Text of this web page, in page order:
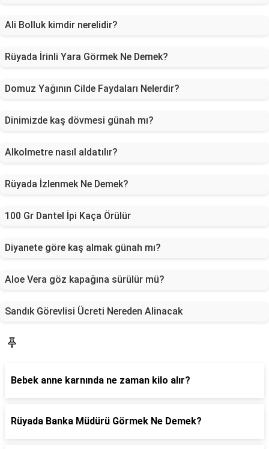
Ali Bolluk kimdir nerelidir?
Rüyada İrinli Yara Görmek Ne Demek?
Domuz Yağının Cilde Faydaları Nelerdir?
Dinimizde kaş dövmesi günah mı?
Alkolmetre nasıl aldatılır?
Rüyada İzlenmek Ne Demek?
100 Gr Dantel İpi Kaça Örülür
Diyanete göre kaş almak günah mı?
Aloe Vera göz kapağına sürülür mü?
Sandık Görevlisi Ücreti Nereden Alinacak
Bebek anne karnında ne zaman kilo alır?
Rüyada Banka Müdürü Görmek Ne Demek?